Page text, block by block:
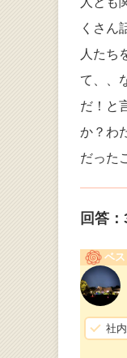
くさん
人たち
て、、
だ！と
か？わ
だった
回答：
ベ
社